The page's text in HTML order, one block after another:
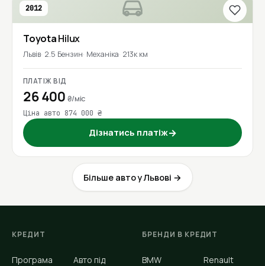
2012
ToyotaHilux
Львів 2.5 Бензин Механіка 213к км
ПЛАТІЖ ВІД
26 400 ₴/міс
Ціна авто 874 000 ₴
Дізнатись платіж→
Більше авто у Львові →
КРЕДИТ
Програма
Авто під
БРЕНДИ В КРЕДИТ
BMW Renault